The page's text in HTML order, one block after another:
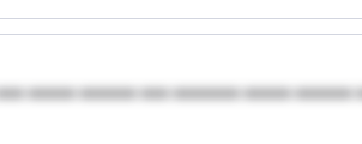
xxxxx xxxxxx xxx xxxxxxx xxxxx xxxxxx